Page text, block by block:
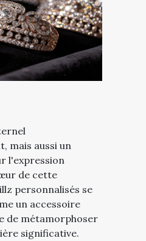
mais aussi un
l'expression
de cette
personnalisés se
un accessoire
de métamorphoser
significative.